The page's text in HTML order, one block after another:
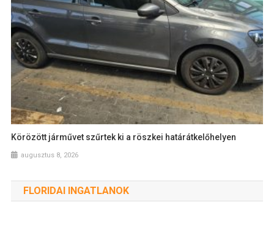
Körözött járművet szűrtek ki a röszkei határátkelőhelyen
augusztus 8, 2026
FLORIDAI INGATLANOK